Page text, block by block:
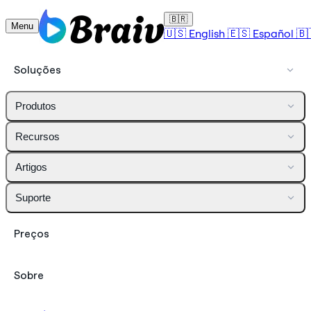
Menu
🇧🇷
🇺🇸 English 🇪🇸 Español
Soluções
Produtos
Recursos
Artigos
Suporte
Preços
Sobre